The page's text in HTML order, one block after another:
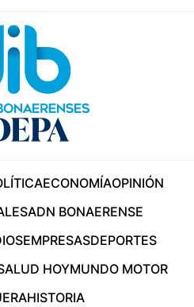
ECONOMÍAOPINIÓN
ADN BONAERENSE
EMPRESASDEPORTES
HOYMUNDO MOTOR
HISTORIA